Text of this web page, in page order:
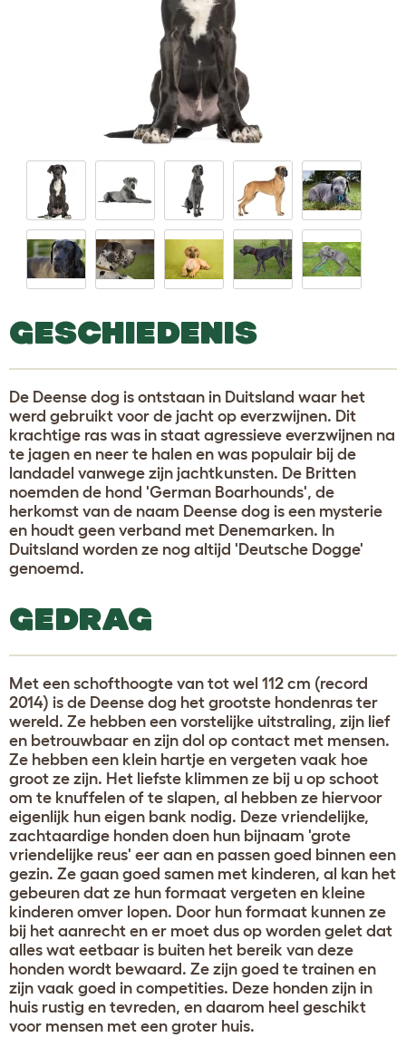
GESCHIEDENIS
De Deense dog is ontstaan in Duitsland waar het
werd gebruikt voor de jacht op everzwijnen. Dit
krachtige ras was in staat agressieve everzwijnen na
te jagen en neer te halen en was populair bij de
landadel vanwege zijn jachtkunsten. De Britten
noemden de hond 'German Boarhounds', de
herkomst van de naam Deense dog is een mysterie
en houdt geen verband met Denemarken. In
Duitsland worden ze nog altijd 'Deutsche Dogge'
genoemd.
GEDRAG
Met een schofthoogte van tot wel 112 cm (record
2014) is de Deense dog het grootste hondenras ter
wereld. Ze hebben een vorstelijke uitstraling, zijn lief
en betrouwbaar en zijn dol op contact met mensen.
Ze hebben een klein hartje en vergeten vaak hoe
groot ze zijn. Het liefste klimmen ze bij u op schoot
om te knuffelen of te slapen, al hebben ze hiervoor
eigenlijk hun eigen bank nodig. Deze vriendelijke,
zachtaardige honden doen hun bijnaam 'grote
vriendelijke reus' eer aan en passen goed binnen een
gezin. Ze gaan goed samen met kinderen, al kan het
gebeuren dat ze hun formaat vergeten en kleine
kinderen omver lopen. Door hun formaat kunnen ze
bij het aanrecht en er moet dus op worden gelet dat
alles wat eetbaar is buiten het bereik van deze
honden wordt bewaard. Ze zijn goed te trainen en
zijn vaak goed in competities. Deze honden zijn in
huis rustig en tevreden, en daarom heel geschikt
voor mensen met een groter huis.